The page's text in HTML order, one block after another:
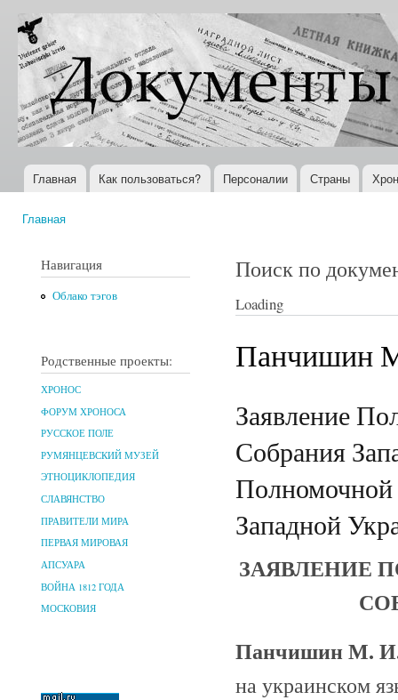
Документы
XX века
Всемирная
история в
Интернете
Главное меню
Главная Как пользоваться? Персоналии Страны
Главная
Навигация
Облако тэгов
Родственные проекты:
ХРОНОС
ФОРУМ ХРОНОСА
РУССКОЕ ПОЛЕ
РУМЯНЦЕВСКИЙ МУЗЕЙ
ЭТНОЦИКЛОПЕДИЯ
СЛАВЯНСТВО
ПРАВИТЕЛИ МИРА
ПЕРВАЯ МИРОВАЯ
АПСУАРА
ВОЙНА 1812 ГОДА
МОСКОВИЯ
Поиск по
Loading
Панчишин
Заявление
Собрания
Полномочной
Западной
ЗАЯВЛЕНИЕ
Панчишин М.
на украинском